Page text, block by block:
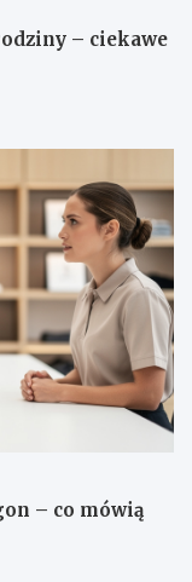
– ciekawe
– co mówią